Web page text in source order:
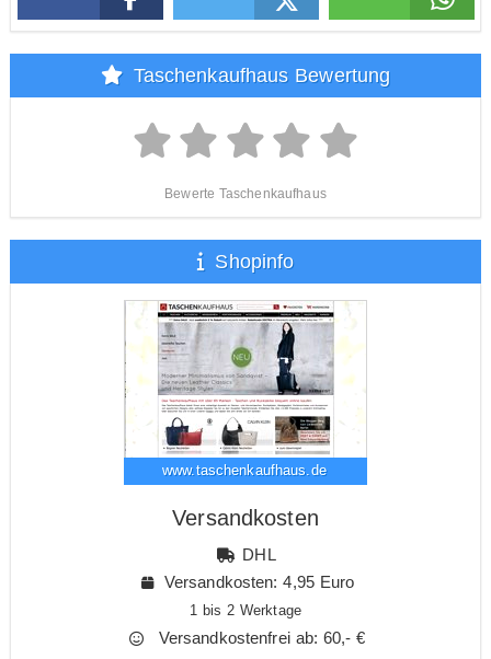
Taschenkaufhaus Bewertung
Bewerte Taschenkaufhaus
Shopinfo
www.taschenkaufhaus.de
Versandkosten
DHL
Versandkosten: 4,95 Euro
1 bis 2 Werktage
Versandkostenfrei ab: 60,- €